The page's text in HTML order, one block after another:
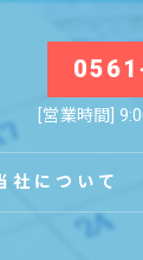
[営業時間]
社について